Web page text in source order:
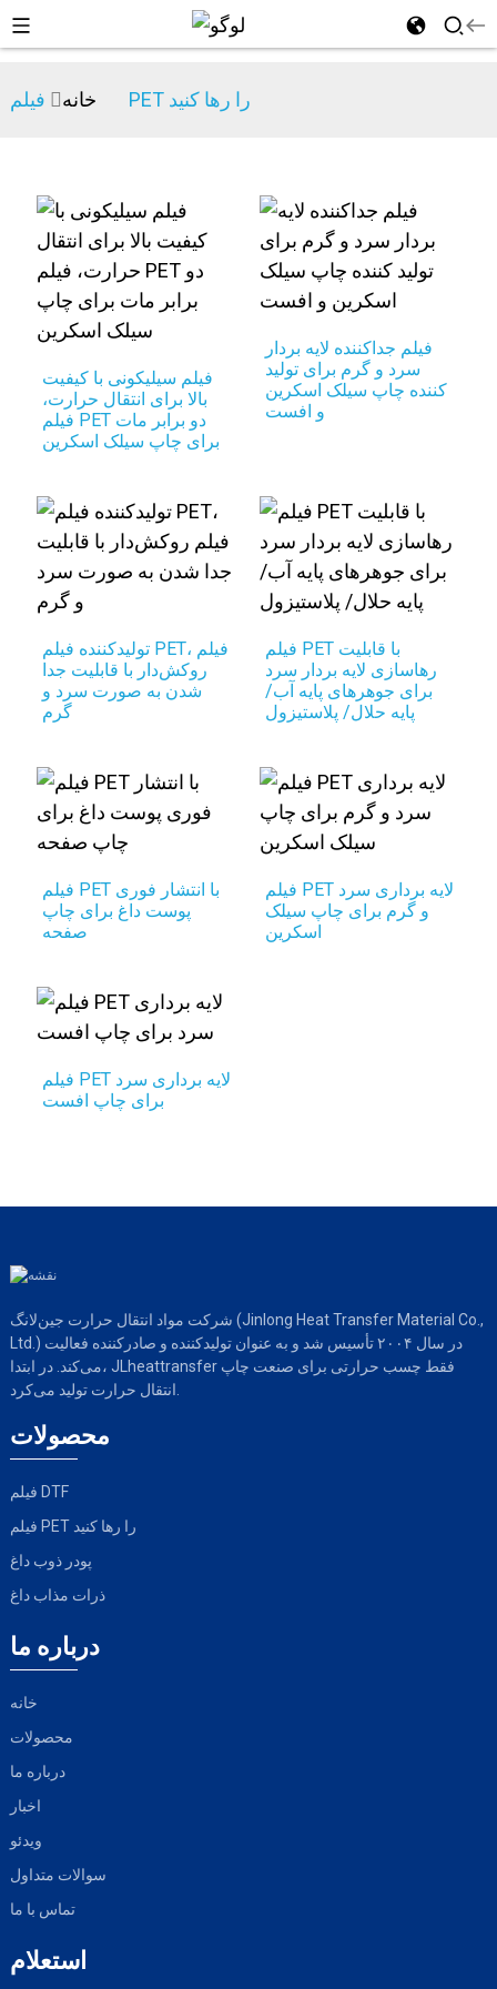
خانه فیلم PET را رها کنید
فیلم سیلیکونی با کیفیت
بالا برای انتقال حرارت،
فیلم PET دو برابر مات
برای چاپ سیلک اسکرین
فیلم جداکننده لایه بردار
سرد و گرم برای تولید
کننده چاپ سیلک اسکرین
و افست
تولیدکننده فیلم PET، فیلم
روکش‌دار با قابلیت جدا
شدن به صورت سرد و
گرم
فیلم PET با قابلیت
رهاسازی لایه بردار سرد
برای جوهرهای پایه آب/
پایه حلال/ پلاستیزول
فیلم PET با انتشار فوری
پوست داغ برای چاپ
صفحه
فیلم PET لایه برداری سرد
و گرم برای چاپ سیلک
اسکرین
فیلم PET لایه برداری سرد
برای چاپ افست
شرکت مواد انتقال حرارت جین‌لانگ (Jinlong Heat Transfer Material Co.,
Ltd.) در سال ۲۰۰۴ تأسیس شد و به عنوان تولیدکننده و صادرکننده فعالیت
می‌کند. در ابتدا، JLheattransfer فقط چسب حرارتی برای صنعت چاپ
محصولات
فیلم DTF
فیلم PET را رها کنید
پودر ذوب داغ
ذرات مذاب داغ
درباره ما
خانه
محصولات
درباره ما
اخبار
ویدئو
سوالات متداول
تماس با ما
استعلام